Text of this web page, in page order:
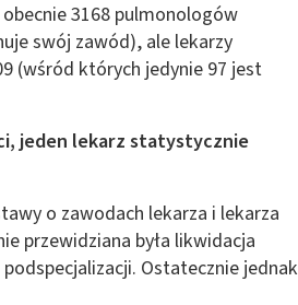
3168 pulmonologów
swój zawód), ale lekarzy
(wśród których jedynie 97 jest
jeden lekarz statystycznie
o zawodach lekarza i lekarza
przewidziana była likwidacja
Ostatecznie jednak